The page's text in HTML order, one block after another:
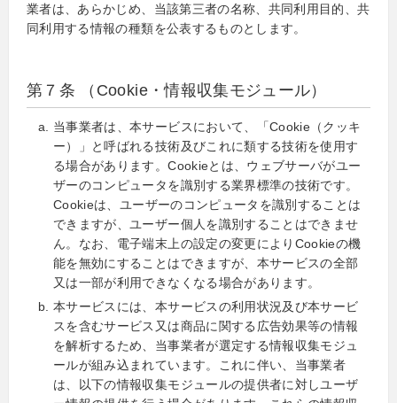
業者は、あらかじめ、当該第三者の名称、共同利用目的、共
同利用する情報の種類を公表するものとします。
第７条 （Cookie・情報収集モジュール）
当事業者は、本サービスにおいて、「Cookie（クッキ
ー）」と呼ばれる技術及びこれに類する技術を使用す
る場合があります。Cookieとは、ウェブサーバがユー
ザーのコンピュータを識別する業界標準の技術です。
Cookieは、ユーザーのコンピュータを識別することは
できますが、ユーザー個人を識別することはできませ
ん。なお、電子端末上の設定の変更によりCookieの機
能を無効にすることはできますが、本サービスの全部
又は一部が利用できなくなる場合があります。
本サービスには、本サービスの利用状況及び本サービ
スを含むサービス又は商品に関する広告効果等の情報
を解析するため、当事業者が選定する情報収集モジュ
ールが組み込まれています。これに伴い、当事業者
は、以下の情報収集モジュールの提供者に対しユーザ